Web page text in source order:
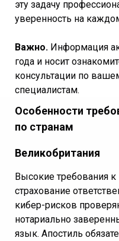
эту задачу
уверенность на
Важно. Информация
года и носит
консультации по
специалистам.
Великобритания
Высокие требования
страхование
кибер-рисков
нотариально
язык. Апостиль
Особенности
по странам